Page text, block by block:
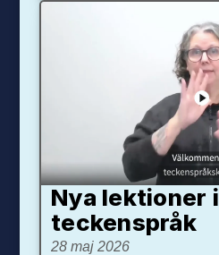
Nya lektioner i
teckenspråk
28 maj 2026